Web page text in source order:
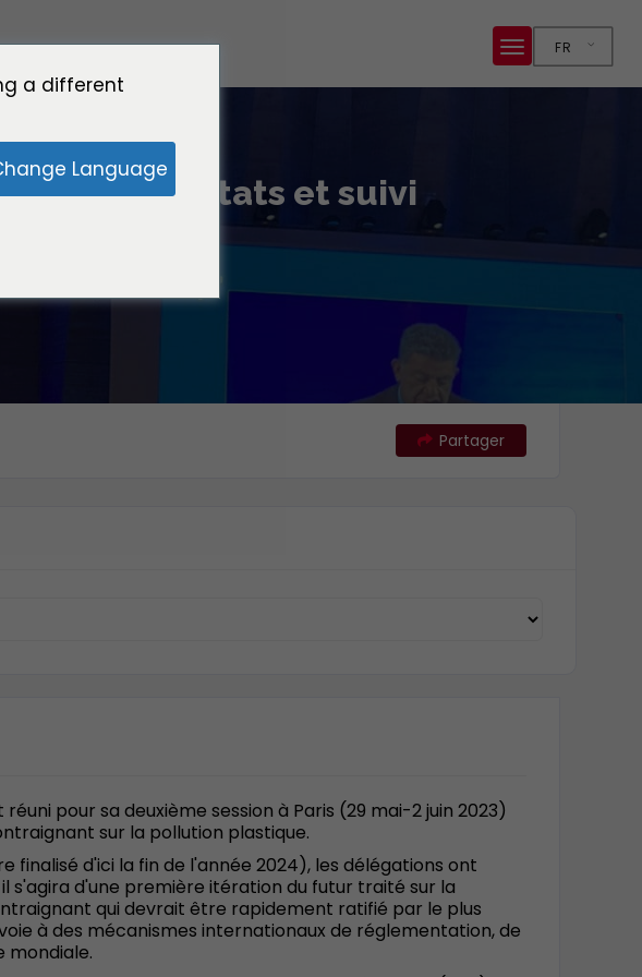
FR
: résultats et suivi
Partager
pour sa deuxième session à Paris (29 mai-2 juin 2023)
sur la pollution plastique.
d'ici la fin de l'année 2024), les délégations ont
s'agira d'une première itération du futur traité sur la
qui devrait être rapidement ratifié par le plus
à des mécanismes internationaux de réglementation, de
mondiale.
a different
Language